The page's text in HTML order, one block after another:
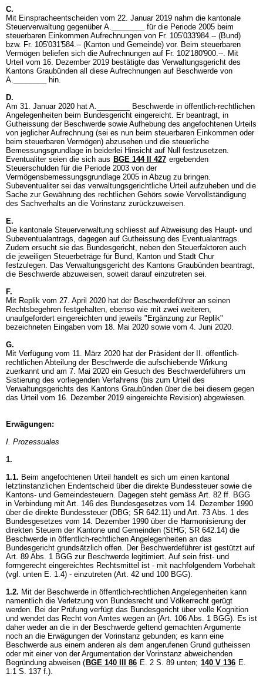
C.
Mit Einspracheentscheiden vom 22. Januar 2019 nahm die kantonale
Steuerverwaltung gegenüber A.________ für die Periode 2005 beim
steuerbaren Einkommen Aufrechnungen von Fr. 105'033'984.-- (Bund)
bzw. Fr. 105'031'584.-- (Kanton und Gemeinde) vor. Beim steuerbaren
Vermögen beliefen sich die Aufrechnungen auf Fr. 102'180'900.--. Mit
Urteil vom 16. Dezember 2019 bestätigte das Verwaltungsgericht des
Kantons Graubünden all diese Aufrechnungen auf Beschwerde von
A.________ hin.
D.
Am 31. Januar 2020 hat A.________ Beschwerde in öffentlich-rechtlichen
Angelegenheiten beim Bundesgericht eingereicht. Er beantragt, in
Gutheissung der Beschwerde sowie Aufhebung des angefochtenen Urteils
von jeglicher Aufrechnung (sei es nun beim steuerbaren Einkommen oder
beim steuerbaren Vermögen) abzusehen und die steuerliche
Bemessungsgrundlage in beiderlei Hinsicht auf Null festzusetzen.
Eventualiter seien die sich aus BGE 144 II 427 ergebenden
Steuerschulden für die Periode 2003 von der
Vermögensbemessungsgrundlage 2005 in Abzug zu bringen.
Subeventualiter sei das verwaltungsgerichtliche Urteil aufzuheben und die
Sache zur Gewährung des rechtlichen Gehörs sowie Vervollständigung
des Sachverhalts an die Vorinstanz zurückzuweisen.
E.
Die kantonale Steuerverwaltung schliesst auf Abweisung des Haupt- und
Subeventualantrags, dagegen auf Gutheissung des Eventualantrags.
Zudem ersucht sie das Bundesgericht, neben den Steuerfaktoren auch
die jeweiligen Steuerbeträge für Bund, Kanton und Stadt Chur
festzulegen. Das Verwaltungsgericht des Kantons Graubünden beantragt,
die Beschwerde abzuweisen, soweit darauf einzutreten sei.
F.
Mit Replik vom 27. April 2020 hat der Beschwerdeführer an seinen
Rechtsbegehren festgehalten, ebenso wie mit zwei weiteren,
unaufgefordert eingereichten und jeweils "Ergänzung zur Replik"
bezeichneten Eingaben vom 18. Mai 2020 sowie vom 4. Juni 2020.
G.
Mit Verfügung vom 11. März 2020 hat der Präsident der II. öffentlich-
rechtlichen Abteilung der Beschwerde die aufschiebende Wirkung
zuerkannt und am 7. Mai 2020 ein Gesuch des Beschwerdeführers um
Sistierung des vorliegenden Verfahrens (bis zum Urteil des
Verwaltungsgerichts des Kantons Graubünden über die bei diesem gegen
das Urteil vom 16. Dezember 2019 eingereichte Revision) abgewiesen.
Erwägungen:
I. Prozessuales
1.
1.1. Beim angefochtenen Urteil handelt es sich um einen kantonal
letztinstanzlichen Endentscheid über die direkte Bundessteuer sowie die
Kantons- und Gemeindesteuern. Dagegen steht gemäss Art. 82 ff. BGG
in Verbindung mit Art. 146 des Bundesgesetzes vom 14. Dezember 1990
über die direkte Bundessteuer (DBG; SR 642.11) und Art. 73 Abs. 1 des
Bundesgesetzes vom 14. Dezember 1990 über die Harmonisierung der
direkten Steuern der Kantone und Gemeinden (StHG; SR 642.14) die
Beschwerde in öffentlich-rechtlichen Angelegenheiten an das
Bundesgericht grundsätzlich offen. Der Beschwerdeführer ist gestützt auf
Art. 89 Abs. 1 BGG zur Beschwerde legitimiert. Auf sein frist- und
formgerecht eingereichtes Rechtsmittel ist - mit nachfolgendem Vorbehalt
(vgl. unten E. 1.4) - einzutreten (Art. 42 und 100 BGG).
1.2. Mit der Beschwerde in öffentlich-rechtlichen Angelegenheiten kann
namentlich die Verletzung von Bundesrecht und Völkerrecht gerügt
werden. Bei der Prüfung verfügt das Bundesgericht über volle Kognition
und wendet das Recht von Amtes wegen an (Art. 106 Abs. 1 BGG). Es ist
daher weder an die in der Beschwerde geltend gemachten Argumente
noch an die Erwägungen der Vorinstanz gebunden; es kann eine
Beschwerde aus einem anderen als dem angerufenen Grund gutheissen
oder mit einer von der Argumentation der Vorinstanz abweichenden
Begründung abweisen ( BGE 140 III 86 E. 2 S. 89 unten; 140 V 136 E.
1.1 S. 137 f.).